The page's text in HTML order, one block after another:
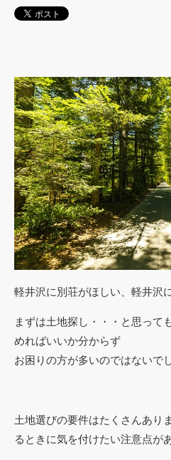
軽井沢に別荘がほしい、軽井沢
まずは土地探し・・・と思って
めればいいか分からず
お困りの方が多いのではないで
土地選びの要件はたくさんあり
るときに気を付けたい注意点が